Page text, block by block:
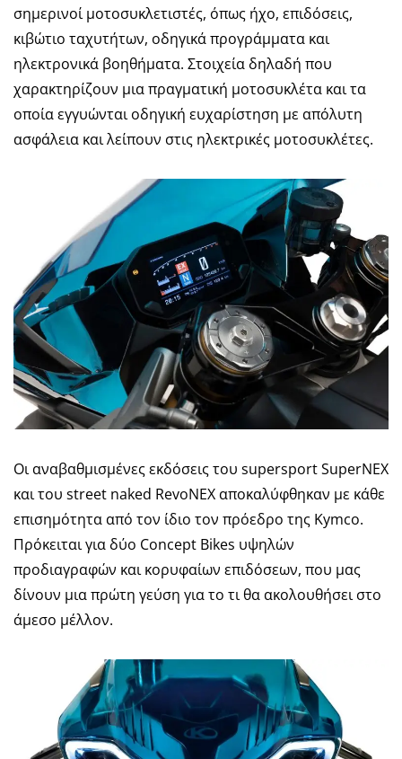
σημερινοί μοτοσυκλετιστές, όπως ήχο, επιδόσεις,
κιβώτιο ταχυτήτων, οδηγικά προγράμματα και
ηλεκτρονικά βοηθήματα. Στοιχεία δηλαδή που
χαρακτηρίζουν μια πραγματική μοτοσυκλέτα και τα
οποία εγγυώνται οδηγική ευχαρίστηση με απόλυτη
ασφάλεια και λείπουν στις ηλεκτρικές μοτοσυκλέτες.
Οι αναβαθμισμένες εκδόσεις του supersport SuperNEX
και του street naked RevoNEX αποκαλύφθηκαν με κάθε
επισημότητα από τον ίδιο τον πρόεδρο της Kymco.
Πρόκειται για δύο Concept Bikes υψηλών
προδιαγραφών και κορυφαίων επιδόσεων, που μας
δίνουν μια πρώτη γεύση για το τι θα ακολουθήσει στο
άμεσο μέλλον.